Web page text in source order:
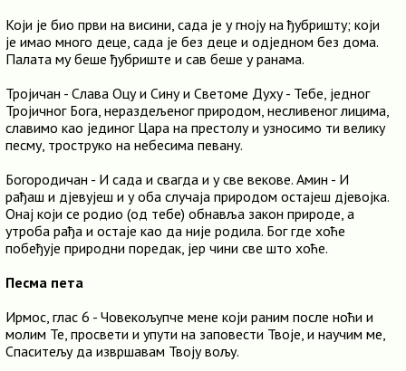
Који је био први на висини, сада је у гноју на ђубришту; који
је имао много деце, сада је без деце и одједном без дома.
Палата му беше ђубриште и сав беше у ранама.
Тројичан - Слава Оцу и Сину и Светоме Духу - Тебе, једног
Тројичног Бога, нераздељеног природом, несливеног лицима,
славимо као јединог Цара на престолу и узносимо ти велику
песму, троструко на небесима певану.
Богородичан - И сада и свагда и у све векове. Амин - И
рађаш и дјевујеш и у оба случаја природом остајеш дјевојка.
Онај који се родио (од тебе) обнавља закон природе, а
утроба рађа и остаје као да није родила. Бог где хоће
побеђује природни поредак, јер чини све што хоће.
Песма пета
Ирмос, глас 6 - Човекољупче мене који раним после ноћи и
молим Те, просвети и упути на заповести Твоје, и научим ме,
Спаситељу да извршавам Твоју вољу.